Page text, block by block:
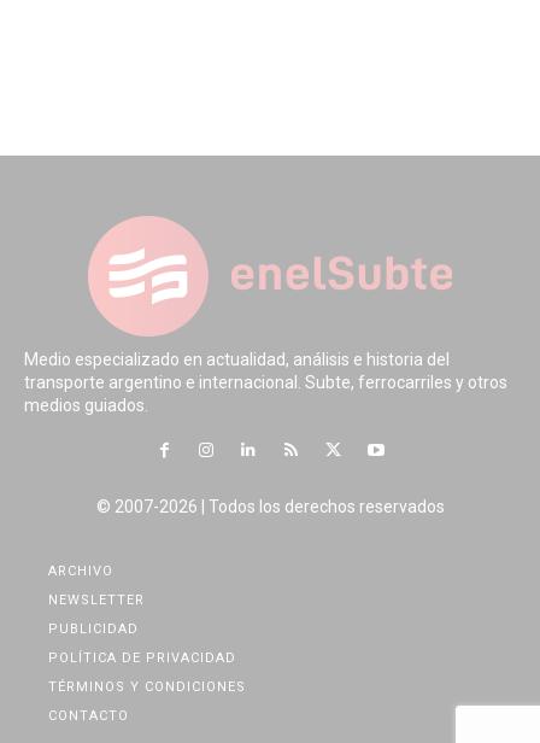
Medio especializado en actualidad, análisis e historia del
transporte argentino e internacional. Subte, ferrocarriles y otros
medios guiados.
© 2007-2026 | Todos los derechos reservados
ARCHIVO
NEWSLETTER
PUBLICIDAD
POLÍTICA DE PRIVACIDAD
TÉRMINOS Y CONDICIONES
CONTACTO